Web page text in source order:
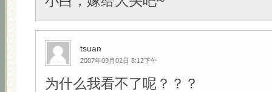
tsuan
2007年09月02日 8:12下午
为什么我看不了呢？？？